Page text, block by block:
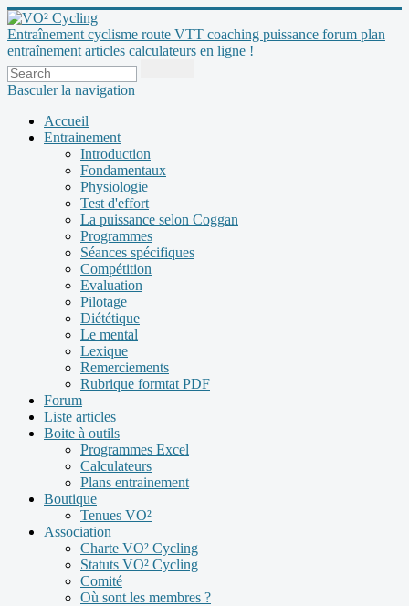
Entraînement cyclisme route VTT coaching puissance forum plan
entraînement articles calculateurs en ligne !
Basculer la navigation
Accueil
Entrainement
Introduction
Fondamentaux
Physiologie
Test d'effort
La puissance selon Coggan
Programmes
Séances spécifiques
Compétition
Evaluation
Pilotage
Diététique
Le mental
Lexique
Remerciements
Rubrique formtat PDF
Forum
Liste articles
Boite à outils
Programmes Excel
Calculateurs
Plans entrainement
Boutique
Tenues VO²
Association
Charte VO² Cycling
Statuts VO² Cycling
Comité
Où sont les membres ?